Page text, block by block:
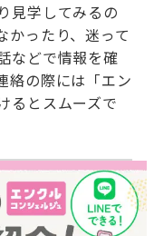
見学してみるの
かったり、迷って
などで情報を確
絡の際には「エン
るとスムーズで